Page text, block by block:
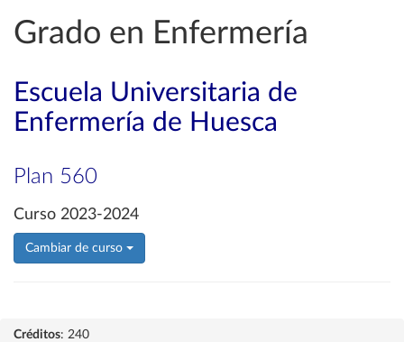
Grado en Enfermería
Escuela Universitaria de
Enfermería de Huesca
Plan 560
Curso 2023-2024
Cambiar de curso
Créditos: 240